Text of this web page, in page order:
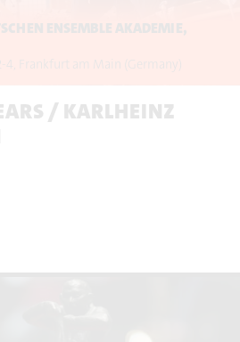
ENSEMBLE AKADEMIE,
4 Frankfurt am Main (Germany)
/ KARLHEINZ